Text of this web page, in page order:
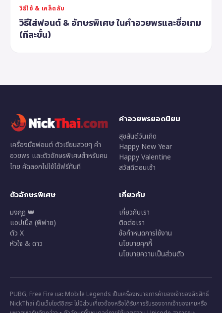
วิธีใช้ & เคล็ดลับ
วิธีใส่ฟอนต์ & อักษรพิเศษ ในคำอวยพรและชื่อเกม
(ทีละขั้น)
เครื่องมือฟอนต์ ตัวเขียนสวยๆ คำ
อวยพร และตัวอักษรพิเศษสำหรับคน
ไทย คัดลอกไปใช้ได้ฟรีทันที
คำอวยพรยอดนิยม
สุขสันต์วันเกิด
Happy New Year
Happy Valentine
สวัสดีตอนเช้า
ตัวอักษรพิเศษ
มงกุฎ 👑
แอปเปิ้ล (ฟีฟาย)
ตัว X
หัวใจ & ดาว
เกี่ยวกับ
เกี่ยวกับเรา
ติดต่อเรา
ข้อกำหนดการใช้งาน
นโยบายคุกกี้
นโยบายความเป็นส่วนตัว
PUBG, Free Fire และ Mobile Legends เป็นเครื่องหมายการค้าของเจ้าของลิขสิทธิ์
NickThai เป็นเว็บไซต์อิสระ ไม่มีส่วนเกี่ยวข้องหรือได้รับการรับรองจากเจ้าของเกมหรือ